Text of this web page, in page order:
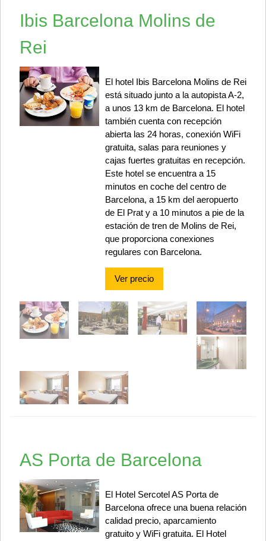
Ibis Barcelona Molins de
Rei
El hotel Ibis Barcelona Molins de Rei
está situado junto a la autopista A-2,
a unos 13 km de Barcelona. El hotel
también cuenta con recepción
abierta las 24 horas, conexión WiFi
gratuita, salas para reuniones y
cajas fuertes gratuitas en recepción.
Este hotel se encuentra a 15
minutos en coche del centro de
Barcelona, a 15 km del aeropuerto
de El Prat y a 10 minutos a pie de la
estación de tren de Molins de Rei,
que proporciona conexiones
regulares con Barcelona.
Ver precio
AS Porta de Barcelona
El Hotel Sercotel AS Porta de
Barcelona ofrece una buena relación
calidad precio, aparcamiento
gratuito y WiFi gratuita. El Hotel